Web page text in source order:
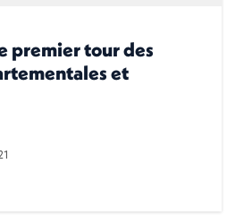
premier tour des
et